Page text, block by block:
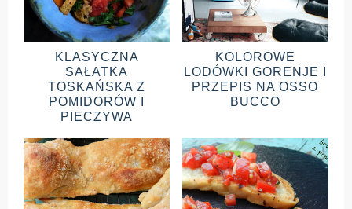
KLASYCZNA
SAŁATKA
TOSKAŃSKA Z
POMIDORÓW I
PIECZYWA
KOLOROWE
LODÓWKI GORENJE I
PRZEPIS NA OSSO
BUCCO